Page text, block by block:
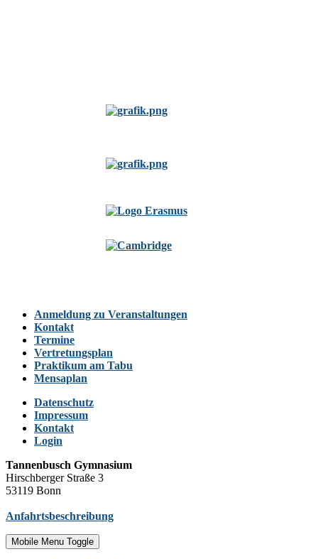
Anmeldung zu Veranstaltungen
Kontakt
Termine
Vertretungsplan
Praktikum am Tabu
Mensaplan
Datenschutz
Impressum
Kontakt
Login
Tannenbusch Gymnasium
Hirschberger Straße 3
53119 Bonn
Anfahrtsbeschreibung
Mobile Menu Toggle